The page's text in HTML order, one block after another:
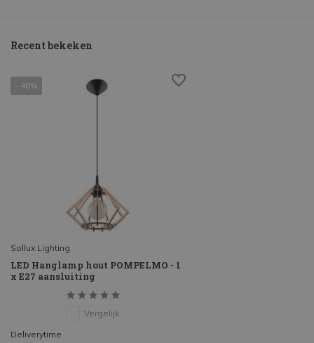
Recent bekeken
- 40%
Sollux Lighting
LED Hanglamp hout POMPELMO - 1
x E27 aansluiting
Vergelijk
Deliverytime